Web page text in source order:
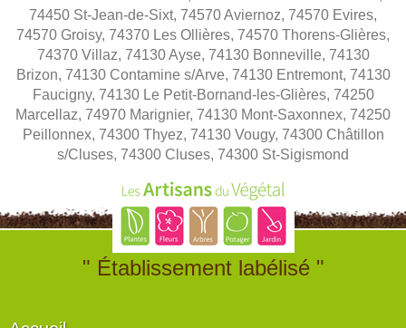
74450 St-Jean-de-Sixt, 74570 Aviernoz, 74570 Evires,
74570 Groisy, 74370 Les Ollières, 74570 Thorens-Glières,
74370 Villaz, 74130 Ayse, 74130 Bonneville, 74130
Brizon, 74130 Contamine s/Arve, 74130 Entremont, 74130
Faucigny, 74130 Le Petit-Bornand-les-Glières, 74250
Marcellaz, 74970 Marignier, 74130 Mont-Saxonnex, 74250
Peillonnex, 74300 Thyez, 74130 Vougy, 74300 Châtillon
s/Cluses, 74300 Cluses, 74300 St-Sigismond
" Établissement labélisé "